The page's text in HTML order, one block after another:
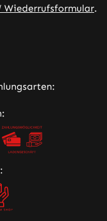
.
in neuem Tab